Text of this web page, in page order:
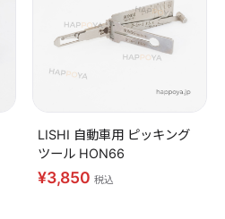
LISHI 自動車用 ピッキング
ツール HON66
¥3,850 税込